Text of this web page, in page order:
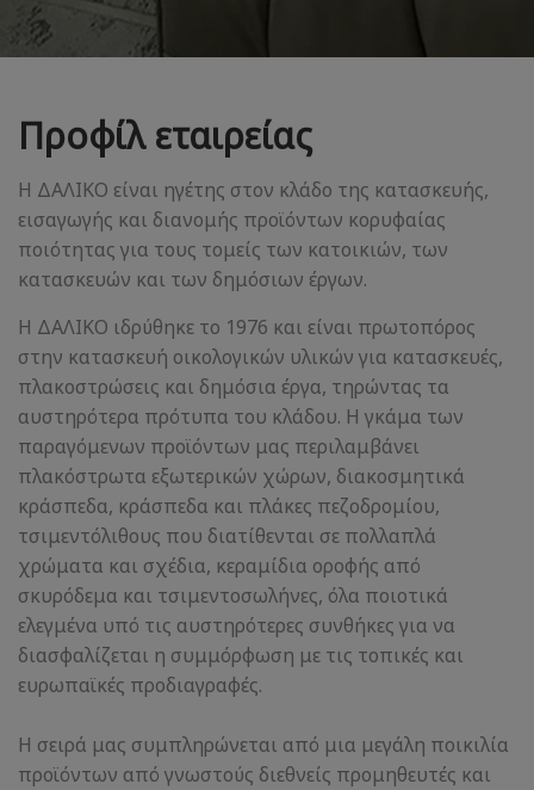
Προφίλ εταιρείας
Η ΔΑΛΙΚΟ είναι ηγέτης στον κλάδο της κατασκευής,
εισαγωγής και διανομής προϊόντων κορυφαίας
ποιότητας για τους τομείς των κατοικιών, των
κατασκευών και των δημόσιων έργων.
Η ΔΑΛΙΚΟ ιδρύθηκε το 1976 και είναι πρωτοπόρος
στην κατασκευή οικολογικών υλικών για κατασκευές,
πλακοστρώσεις και δημόσια έργα, τηρώντας τα
αυστηρότερα πρότυπα του κλάδου. Η γκάμα των
παραγόμενων προϊόντων μας περιλαμβάνει
πλακόστρωτα εξωτερικών χώρων, διακοσμητικά
κράσπεδα, κράσπεδα και πλάκες πεζοδρομίου,
τσιμεντόλιθους που διατίθενται σε πολλαπλά
χρώματα και σχέδια, κεραμίδια οροφής από
σκυρόδεμα και τσιμεντοσωλήνες, όλα ποιοτικά
ελεγμένα υπό τις αυστηρότερες συνθήκες για να
διασφαλίζεται η συμμόρφωση με τις τοπικές και
ευρωπαϊκές προδιαγραφές.
Η σειρά μας συμπληρώνεται από μια μεγάλη ποικιλία
προϊόντων από γνωστούς διεθνείς προμηθευτές και